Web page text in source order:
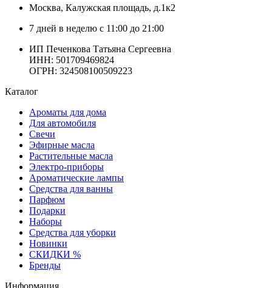
Москва, Калужская площадь, д.1к2
7 дней в неделю с 11:00 до 21:00
ИП Печенкова Татьяна Сергеевна
ИНН: 501709469824
ОГРН: 324508100509223
Каталог
Ароматы для дома
Для автомобиля
Свечи
Эфирные масла
Растительные масла
Электро-приборы
Ароматические лампы
Средства для ванны
Парфюм
Подарки
Наборы
Средства для уборки
Новинки
СКИДКИ %
Бренды
Информация